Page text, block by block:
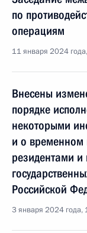
по
операциям
11 января 2024
Внесены
порядке
некоторыми
и о временном
резидентами
Российской
3 января 2024 года,